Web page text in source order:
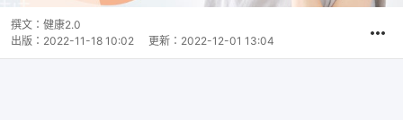
撰文： 健康2.0
出版： 2022-11-18 10:02 更新： 2022-12-01 13:04